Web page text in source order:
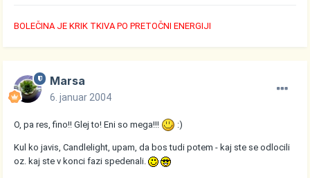
BOLEČINA JE KRIK TKIVA PO PRETOČNI ENERGIJI
Marsa
6. januar 2004
O, pa res, fino!! Glej to! Eni so mega!!! :)
Kul ko javis, Candlelight, upam, da bos tudi potem - kaj ste se odlocili
oz. kaj ste v konci fazi spedenali.